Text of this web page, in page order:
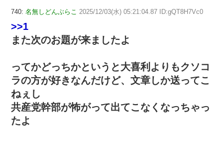
740: 名無しどんぶらこ 2025/12/03(水) 05:21:04.87 ID:gQT8H7Vc0
>>1
また次のお題が来ましたよ
ってかどっちかというと大喜利よりもクソコ
ラの方が好きなんだけど、文章しか送ってこ
ねぇし
共産党幹部が怖がって出てこなくなっちゃっ
たよ